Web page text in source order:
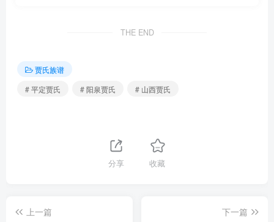
THE END
贾氏族谱
# 平定贾氏
# 阳泉贾氏 # 山西贾氏
分享 收藏
上一篇
下一篇